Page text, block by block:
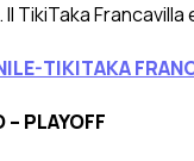
Il TikiTaka
TIKITAKA
– PLAYOFF